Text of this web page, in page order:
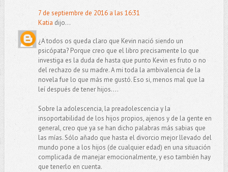
7 de septiembre de 2016 a las 16:31
Katia dijo...
¿A todos os queda claro que Kevin nació siendo un
psicópata? Porque creo que el libro precisamente lo que
investiga es la duda de hasta que punto Kevin es fruto o no
del rechazo de su madre. A mi toda la ambivalencia de la
novela fue lo que más me gustó. Eso si, menos mal que la
leí después de tener hijos....
Sobre la adolescencia, la preadolescencia y la
insoportabilidad de los hijos propios, ajenos y de la gente en
general, creo que ya se han dicho palabras más sabias que
las mías. Sólo añado que hasta el divorcio mejor llevado del
mundo pone a los hijos (de cualquier edad) en una situación
complicada de manejar emocionalmente, y eso también hay
que tenerlo en cuenta.